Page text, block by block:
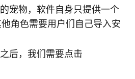
宠物，软件自身只提供一个
角色需要用户们自己导入安
后，我们需要点击